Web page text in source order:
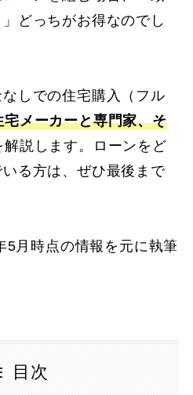
どっちがお得なのでし
しでの住宅購入（フル
宅メーカーと専門家、そ
解説します。ローンをど
る方は、ぜひ最後まで
5月時点の情報を元に執筆
目次